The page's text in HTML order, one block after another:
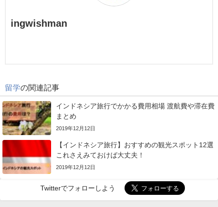
ingwishman
留学の関連記事
インドネシア旅行でかかる費用相場 渡航費や滞在費
まとめ
2019年12月12日
【インドネシア旅行】おすすめの観光スポット12選
これさえみておけば大丈夫！
2019年12月12日
Twitterでフォローしよう